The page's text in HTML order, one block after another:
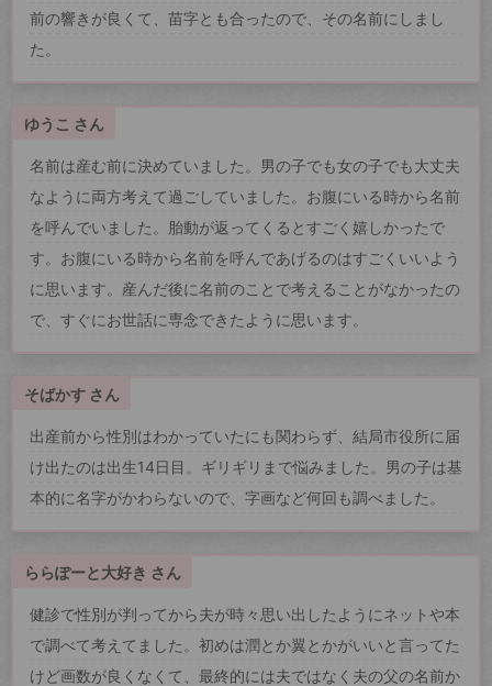
前の響きが良くて、苗字とも合ったので、その名前にしまし
た。
ゆうこ さん
名前は産む前に決めていました。男の子でも女の子でも大丈夫
なように両方考えて過ごしていました。お腹にいる時から名前
を呼んでいました。胎動が返ってくるとすごく嬉しかったで
す。お腹にいる時から名前を呼んであげるのはすごくいいよう
に思います。産んだ後に名前のことで考えることがなかったの
で、すぐにお世話に専念できたように思います。
そばかす さん
出産前から性別はわかっていたにも関わらず、結局市役所に届
け出たのは出生14日目。ギリギリまで悩みました。男の子は基
本的に名字がかわらないので、字画など何回も調べました。
ららぽーと大好き さん
健診で性別が判ってから夫が時々思い出したようにネットや本
で調べて考えてました。初めは潤とか翼とかがいいと言ってた
けど画数が良くなくて、最終的には夫ではなく夫の父の名前か